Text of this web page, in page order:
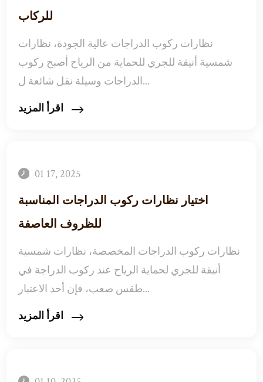
للركاب
نظارات ركوب الدراجات عالية الجودة، نظارات
شمسية أنيقة للجري للحماية من الرياح أصبح ركوب
الدراجات وسيلة نقل شائعة ل...
01 17, 2025
اختيار نظارات ركوب الدراجات المناسبة
للظروف العاصفة
نظارات ركوب الدراجات المخصصة، نظارات شمسية
أنيقة للجري لحماية الرياح عند ركوب الدراجة في
طقس صعب، فإن أحد الاعتبار...